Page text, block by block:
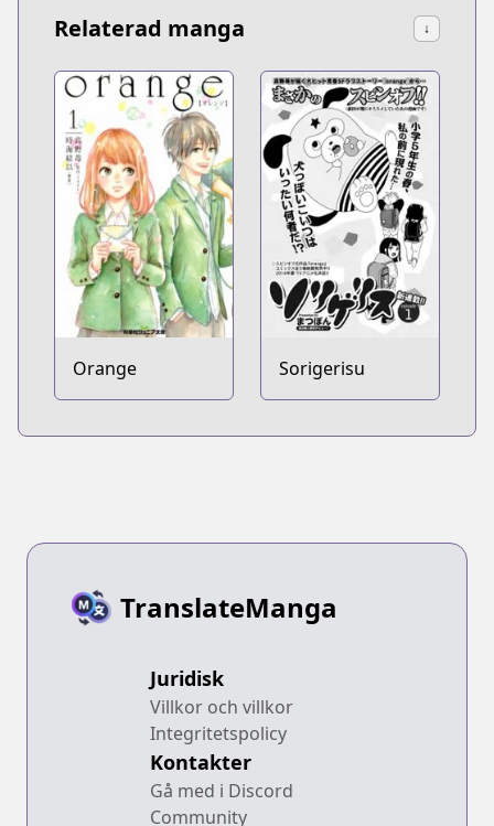
Relaterad manga ↓
Orange Sorigerisu
TranslateManga
Juridisk
Villkor och villkor
Integritetspolicy
Kontakter
Gå med i Discord
Community